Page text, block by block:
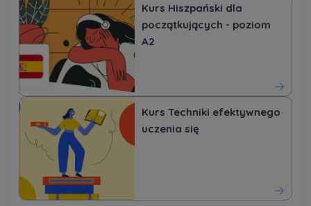
Kurs Hiszpański dla
początkujących - poziom
A2
Kurs Techniki efektywnego
uczenia się